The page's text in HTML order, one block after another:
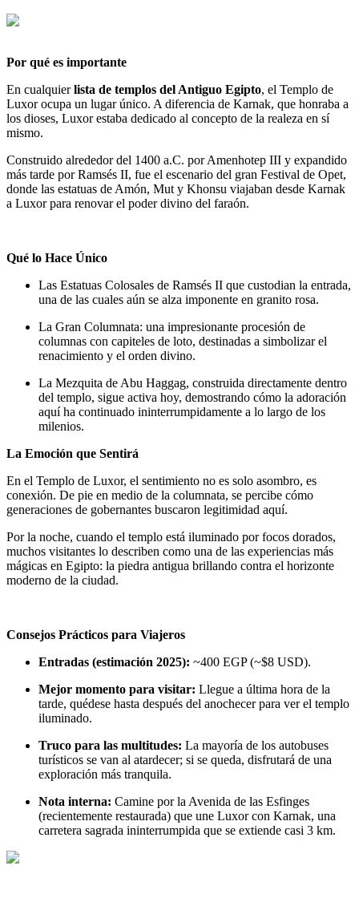
Por qué es importante
En cualquierlista de templos del Antiguo Egipto, el Templo de
Luxor ocupa un lugar único. A diferencia de Karnak, que honraba a
los dioses, Luxor estaba dedicado al concepto de la realeza en sí
mismo.
Construido alrededor del 1400 a.C. por Amenhotep III y expandido
más tarde por Ramsés II, fue el escenario del gran Festival de Opet,
donde las estatuas de Amón, Mut y Khonsu viajaban desde Karnak
a Luxor para renovar el poder divino del faraón.
Qué lo Hace Único
Las Estatuas Colosales de Ramsés II que custodian la entrada,
una de las cuales aún se alza imponente en granito rosa.
La Gran Columnata: una impresionante procesión de
columnas con capiteles de loto, destinadas a simbolizar el
renacimiento y el orden divino.
La Mezquita de Abu Haggag, construida directamente dentro
del templo, sigue activa hoy, demostrando cómo la adoración
aquí ha continuado ininterrumpidamente a lo largo de los
milenios.
La Emoción que Sentirá
En el Templo de Luxor, el sentimiento no es solo asombro, es
conexión. De pie en medio de la columnata, se percibe cómo
generaciones de gobernantes buscaron legitimidad aquí.
Por la noche, cuando el templo está iluminado por focos dorados,
muchos visitantes lo describen como una de las experiencias más
mágicas en Egipto: la piedra antigua brillando contra el horizonte
moderno de la ciudad.
Consejos Prácticos para Viajeros
Entradas (estimación 2025): ~400 EGP (~$8 USD).
Mejor momento para visitar: Llegue a última hora de la
tarde, quédese hasta después del anochecer para ver el templo
iluminado.
Truco para las multitudes: La mayoría de los autobuses
turísticos se van al atardecer; si se queda, disfrutará de una
exploración más tranquila.
Nota interna: Camine por la Avenida de las Esfinges
(recientemente restaurada) que une Luxor con Karnak, una
carretera sagrada ininterrumpida que se extiende casi 3 km.